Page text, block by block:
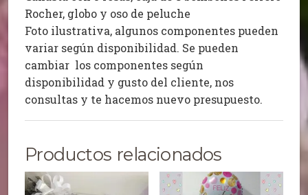
Rocher, globo y oso de peluche
Foto ilustrativa, algunos componentes pueden
variar según disponibilidad. Se pueden
cambiar los componentes según
disponibilidad y gusto del cliente, nos
consultas y te hacemos nuevo presupuesto.
Productos relacionados